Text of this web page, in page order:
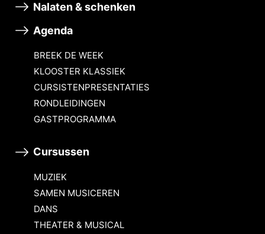
Nalaten & schenken
Agenda
BREEK DE WEEK
KLOOSTER KLASSIEK
CURSISTENPRESENTATIES
RONDLEIDINGEN
GASTPROGRAMMA
Cursussen
MUZIEK
SAMEN MUSICEREN
DANS
THEATER & MUSICAL